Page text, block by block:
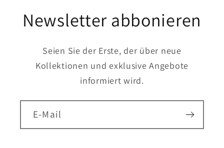
Newsletter abbonieren
Seien Sie der Erste, der über neue
Kollektionen und exklusive Angebote
informiert wird.
E-Mail